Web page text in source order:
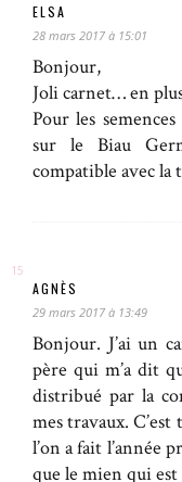
ELSA
28 mars 2017 à 15:01
Bonjour,
Joli carnet… en
Pour les
sur le Biau
compatible avec la
AGNÈS
29 mars 2017 à 13:49
Bonjour. J’ai un
père qui m’a dit
distribué par la
mes travaux.
l’on a fait l’année
que le mien qui